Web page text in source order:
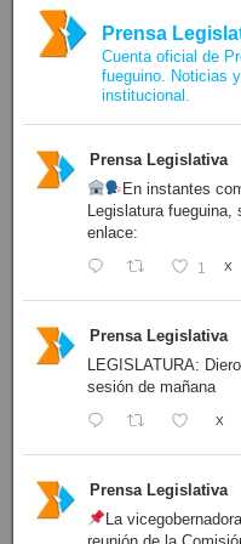
Prensa
Cuenta oficial de
fueguino. Noticias
institucional.
Prensa Legislativa
En instantes
Legislatura
enlace:
1 X
Prensa Legislativa
LEGISLATURA:
sesión de mañana
X
Prensa Legislativa
La